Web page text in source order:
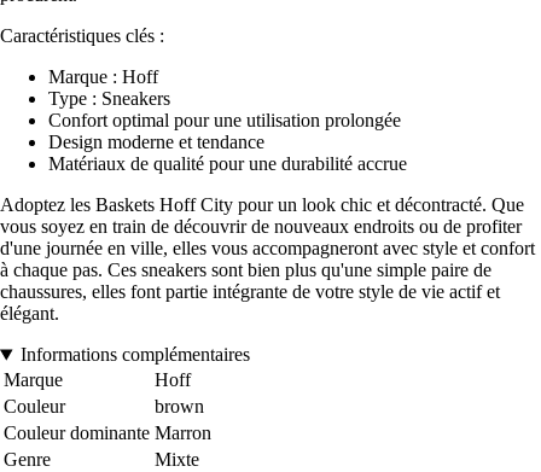
Caractéristiques clés :
Marque : Hoff
Type : Sneakers
Confort optimal pour une utilisation prolongée
Design moderne et tendance
Matériaux de qualité pour une durabilité accrue
Adoptez les Baskets Hoff City pour un look chic et décontracté. Que
vous soyez en train de découvrir de nouveaux endroits ou de profiter
d'une journée en ville, elles vous accompagneront avec style et confort
à chaque pas. Ces sneakers sont bien plus qu'une simple paire de
chaussures, elles font partie intégrante de votre style de vie actif et
élégant.
Informations complémentaires
Marque
Hoff
Couleur
brown
Couleur dominante Marron
Genre
Mixte